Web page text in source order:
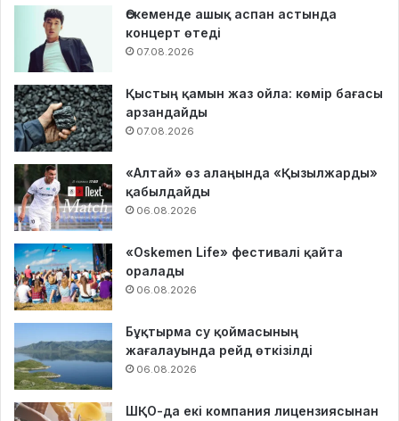
Өскеменде ашық аспан астында
концерт өтеді
07.08.2026
Қыстың қамын жаз ойла: көмір бағасы
арзандайды
07.08.2026
«Алтай» өз алаңында «Қызылжарды»
қабылдайды
06.08.2026
«Oskemen Life» фестивалі қайта
оралады
06.08.2026
Бұқтырма су қоймасының
жағалауында рейд өткізілді
06.08.2026
ШҚО-да екі компания лицензиясынан